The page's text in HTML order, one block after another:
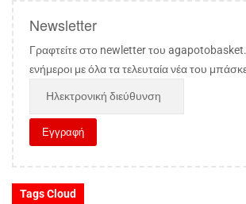
Newsletter
Γραφτείτε στο newletter του
ενήμεροι με όλα τα τελευταία νέα του
Tags Cloud